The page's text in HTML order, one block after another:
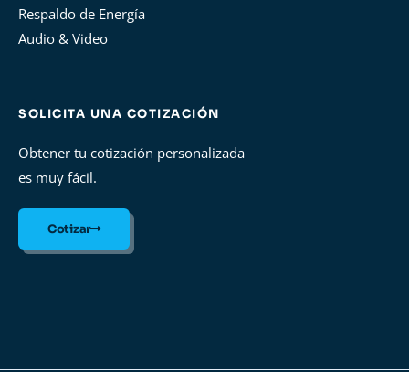
Respaldo de Energía
Audio & Video
SOLICITA UNA COTIZACIÓN
Obtener tu cotización personalizada
es muy fácil.
Cotizar